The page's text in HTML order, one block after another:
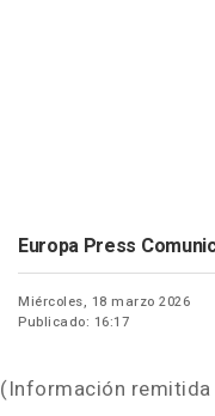
Europa Press
Miércoles, 18 marzo 2026
Publicado: 16:17
(Información